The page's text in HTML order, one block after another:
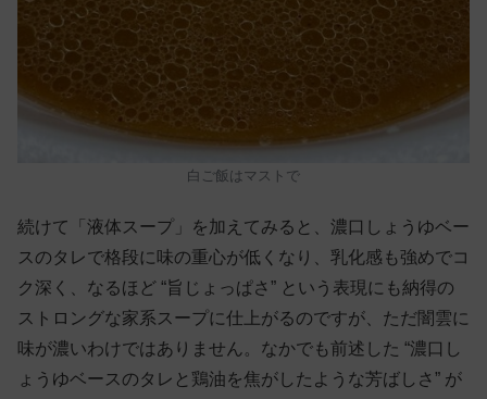
白ご飯はマストで
続けて「液体スープ」を加えてみると、濃口しょうゆベー
スのタレで格段に味の重心が低くなり、乳化感も強めでコ
ク深く、なるほど “旨じょっぱさ” という表現にも納得の
ストロングな家系スープに仕上がるのですが、ただ闇雲に
味が濃いわけではありません。なかでも前述した “濃口し
ょうゆベースのタレと鶏油を焦がしたような芳ばしさ” が